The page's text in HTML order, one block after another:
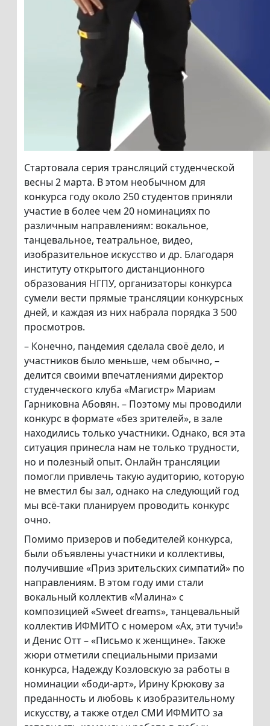
Стартовала серия трансляций студенческой
весны 2 марта. В этом необычном для
конкурса году около 250 студентов приняли
участие в более чем 20 номинациях по
различным направлениям: вокальное,
танцевальное, театральное, видео,
изобразительное искусство и др. Благодаря
институту открытого дистанционного
образования НГПУ, организаторы конкурса
сумели вести прямые трансляции конкурсных
дней, и каждая из них набрала порядка 3 500
просмотров.
– Конечно, пандемия сделала своё дело, и
участников было меньше, чем обычно, –
делится своими впечатлениями директор
студенческого клуба «Магистр» Мариам
Гарниковна Абовян. – Поэтому мы проводили
конкурс в формате «без зрителей», в зале
находились только участники. Однако, вся эта
ситуация принесла нам не только трудности,
но и полезный опыт. Онлайн трансляции
помогли привлечь такую аудиторию, которую
не вместил бы зал, однако на следующий год
мы всё-таки планируем проводить конкурс
очно.
Помимо призеров и победителей конкурса,
были объявлены участники и коллективы,
получившие «Приз зрительских симпатий» по
направлениям. В этом году ими стали
вокальный коллектив «Малина» с
композицией «Sweet dreams», танцевальный
коллектив ИФМИТО с номером «Ах, эти тучи!»
и Денис Отт – «Письмо к женщине». Также
жюри отметили специальными призами
конкурса, Надежду Козловскую за работы в
номинации «боди-арт», Ирину Крюкову за
преданность и любовь к изобразительному
искусству, а также отдел СМИ ИФМИТО за